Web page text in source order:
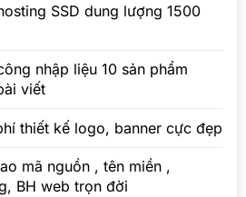
SSD dung lượng 1500
nhập liệu 10 sản phẩm
viết
thiết kế logo, banner cực đẹp
mã nguồn , tên miền ,
BH web trọn đời